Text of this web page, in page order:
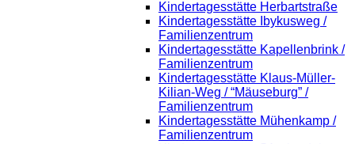
Kindertagesstätte Herbartstraße
Kindertagesstätte Ibykusweg /
Familienzentrum
Kindertagesstätte Kapellenbrink /
Familienzentrum
Kindertagesstätte Klaus-Müller-
Kilian-Weg / “Mäuseburg” /
Familienzentrum
Kindertagesstätte Mühenkamp /
Familienzentrum